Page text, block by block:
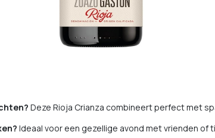
Deze Rioja Crianza combineert perfect met
Ideaal voor een gezellige avond met vrienden